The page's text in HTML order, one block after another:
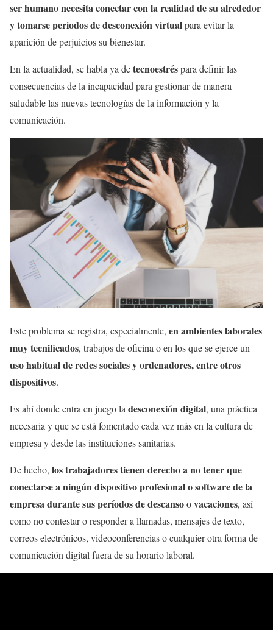
ser humano necesita conectar con la realidad de su alrededor
y tomarse periodos de desconexión virtualpara evitar la
aparición de perjuicios su bienestar.
En la actualidad, se habla ya detecnoestréspara definir las
consecuencias de la incapacidad para gestionar de manera
saludable las nuevas tecnologías de la información y la
comunicación.
Este problema se registra, especialmente, en ambientes laborales
muy tecnificados, trabajos de oficina o en los que se ejerce un
uso habitual de redes sociales y ordenadores, entre otros
dispositivos.
Es ahí donde entra en juego la desconexión digital, una práctica
necesaria y que se está fomentado cada vez más en la cultura de
empresa y desde las instituciones sanitarias.
De hecho, los trabajadores tienen derecho a no tener que
conectarse a ningún dispositivo profesional o software de la
empresa durante sus períodos de descanso o vacaciones, así
como no contestar o responder a llamadas, mensajes de texto,
correos electrónicos, videoconferencias o cualquier otra forma de
comunicación digital fuera de su horario laboral.